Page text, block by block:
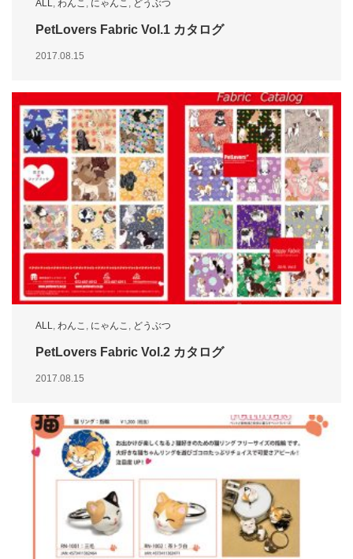
ALL わんこ にゃんこ どうぶつ
PetLovers Fabric Vol.1 カタログ
2017.08.15
ALL, わんこ , にゃんこ , どうぶつ
PetLovers Fabric Vol.2 カタログ
2017.08.15